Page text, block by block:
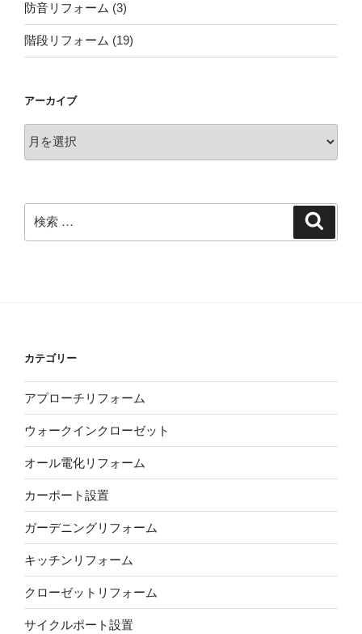
防音リフォーム (3)
階段リフォーム (19)
アーカイブ
ー
索:
カテゴリー
アプローチリフォーム
ウォークインクローゼット
オール電化リフォーム
カーポート設置
ガーデニングリフォーム
キッチンリフォーム
クローゼットリフォーム
サイクルポート設置